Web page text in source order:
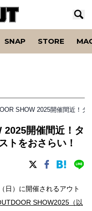
SNAP STORE
SHOW 2025開催間近！
2025開催間近！タ
トをおさらい！
日）に開催されるアウト
SHOW2025（以